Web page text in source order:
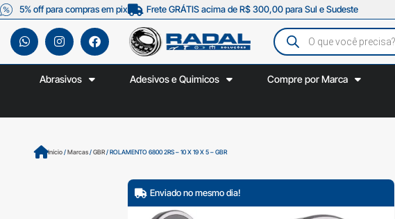
5% off para compras em pix Frete GRÁTIS acima de R$ 300,00 para Sul e Sudeste
Abrasivos Adesivos e Quimicos Compre por Marca
Início/Marcas/GBR/ ROLAMENTO 6800 2RS – 10 X 19 X 5 – GBR
Enviado no mesmo dia!